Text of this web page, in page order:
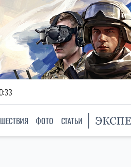
ФОТО СТАТЬИ